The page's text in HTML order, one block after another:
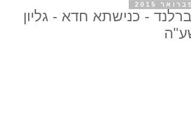
- כנישתא חדא - גליון